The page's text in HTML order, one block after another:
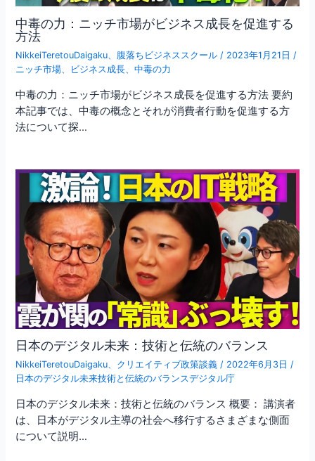
中毒の力：ニッチ市場がビジネス成長を促進する
方法
NikkeiTeretouDaigaku、 腹落ちビジネススクール / 2023年1月21日 /
ニッチ市場、 ビジネス成長、中毒の力
中毒の力：ニッチ市場がビジネス成長を促進する方法 要約
本記事では、中毒の概念とそれが消費者行動を促進する方
法について探…
日本のデジタル未来：技術と伝統のバランス
NikkeiTeretouDaigaku、 クリエイティブ政策談義 / 2022年6月3日 /
日本のデジタル未来技術と伝統のバランスデジタル庁
日本のデジタル未来：技術と伝統のバランス 概要： 講演者
は、日本がデジタル主導の社会へ移行するさまざまな側面
について説明…